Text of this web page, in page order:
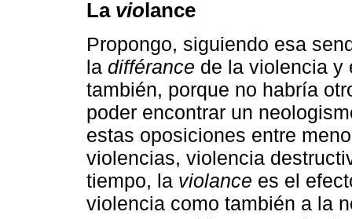
La vio lance
Propongo, siguiendo esa
la différance de la violencia y
también, porque no habría
poder encontrar un
estas oposiciones entre
violencias, violencia
tiempo, la violance es el
violencia como también a la